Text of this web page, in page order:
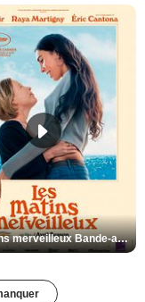
Les Matins merveilleux Bande-annonce VF